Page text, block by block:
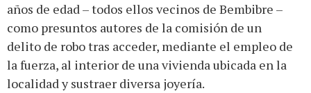
años de edad – todos ellos vecinos de Bembibre –
como presuntos autores de la comisión de un
delito de robo tras acceder, mediante el empleo de
la fuerza, al interior de una vivienda ubicada en la
localidad y sustraer diversa joyería.